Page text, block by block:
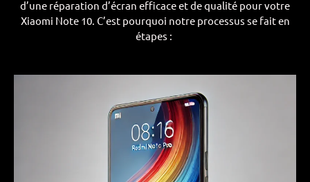
d’une réparation d’écran efficace et de qualité pour votre
Xiaomi Note 10. C’est pourquoi notre processus se fait en
étapes :